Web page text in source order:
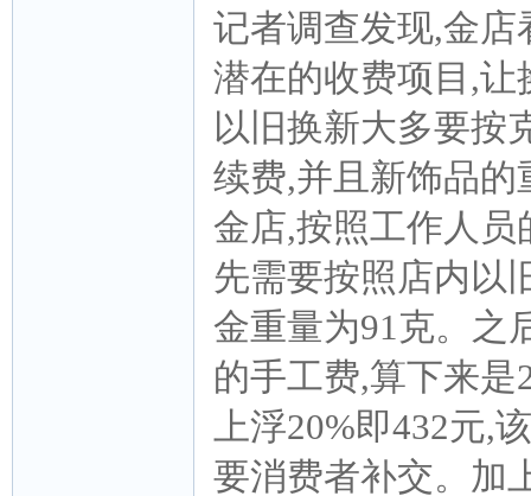
记者调查发现,金
潜在的收费项目,
以旧换新大多要按
续费,并且新饰品
金店,按照工作人员
先需要按照店内以
金重量为91克。之
的手工费,算下来是
上浮20%即432元,
要消费者补交。加